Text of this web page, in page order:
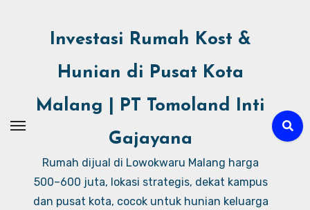
Investasi Rumah Kost &
Hunian di Pusat Kota
Malang | PT Tomoland Inti
Gajayana
Rumah dijual di Lowokwaru Malang harga
500–600 juta, lokasi strategis, dekat kampus
dan pusat kota, cocok untuk hunian keluarga